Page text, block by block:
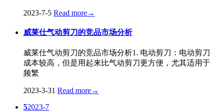
2023-7-5 Read more→
威莱仕气动剪刀的竞品市场分析
威莱仕气动剪刀的竞品市场分析1. 电动剪刀：电动剪刀
成本较高，但是用起来比气动剪刀更方便，尤其适用于
频繁
2023-3-31 Read more→
52023-7